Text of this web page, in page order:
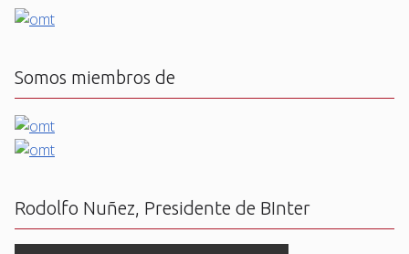
Somos miembros de
Rodolfo Nuñez, Presidente de BInter